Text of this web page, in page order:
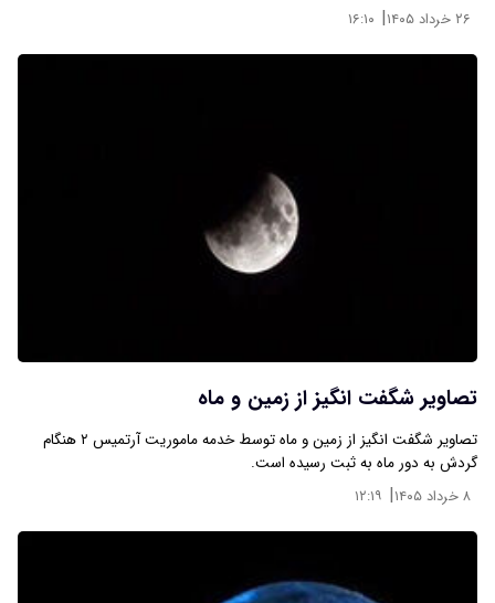
۲۶ خرداد ۱۴۰۵ | ۱۶:۱۰
تصاویر شگفت انگیز از زمین و ماه
تصاویر شگفت انگیز از زمین و ماه توسط خدمه ماموریت آرتمیس ۲ هنگام
گردش به دور ماه به ثبت رسیده است.
۸ خرداد ۱۴۰۵ | ۱۲:۱۹